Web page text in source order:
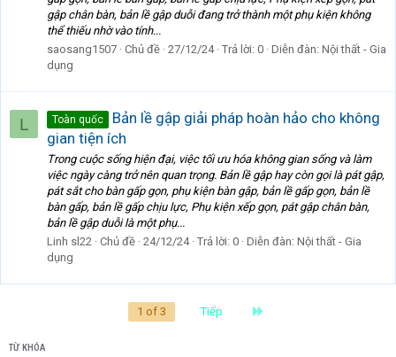
gập chân bàn, bản lề gập duỗi đang trở thành một phụ kiện không
thể thiếu nhờ vào tính...
saosang1507 Chủ đề 27/12/24 Trả lời: 0 Diễn đàn: Nội thất - Gia
dụng
L Toàn quốc
Bản lề gập giải pháp hoàn hảo cho không
gian tiện ích
Trong cuộc sống hiện đại, việc tối ưu hóa không gian sống và làm
việc ngày càng trở nên quan trọng. Bản lề gập hay còn gọi là pát gập,
pát sắt cho bàn gấp gọn, phụ kiện bàn gập, bản lề gấp gọn, bản lề
bàn gấp, bản lề gấp chịu lực, Phụ kiện xếp gọn, pát gập chân bàn,
bản lề gập duỗi là một phụ...
Linh sl22 Chủ đề 24/12/24 Trả lời: 0 Diễn đàn: Nội thất - Gia
dụng
1 of 3 Tiếp
TỪ KHÓA